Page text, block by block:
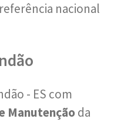
nacional
- ES com
Manutenção da